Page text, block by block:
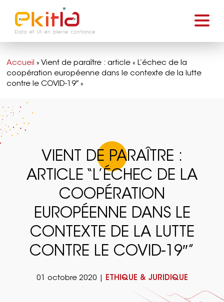
Accueil »Vient de paraître : article « L’échec de la
coopération européenne dans le contexte de la lutte
contre le COVID-19″ »
VIENT DE PARAÎTRE :
ARTICLE “L’ÉCHEC DE LA
COOPÉRATION
EUROPÉENNE DANS LE
CONTEXTE DE LA LUTTE
CONTRE LE COVID-19″”
01 octobre 2020 | ETHIQUE & JURIDIQUE